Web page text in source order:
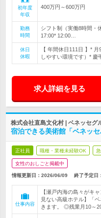
初年度
年収
400万円～600万円
勤務
時間
シフト制（実働8時間・
17:00* 12:00…
休日
休暇
【 年間休日111日 】*
しやすい環境です）* 慶
求人詳細を見る
株式会社直島文化村 | ベネッセ
宿泊できる美術館「ベネッ
正社員 職種・業種未経験OK
女性のおしごと掲載中
情報更新日：2026/06/09 終了予定日：
仕事内容
【瀬戸内海の島々がキ
見ない高級ホテル】「
きます。 ◎残業月10～